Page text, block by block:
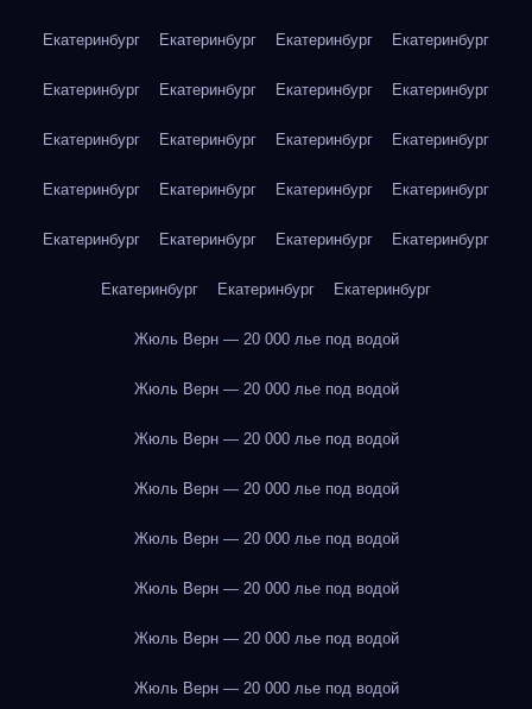
Екатеринбург Екатеринбург Екатеринбург Екатеринбург
Екатеринбург Екатеринбург Екатеринбург Екатеринбург
Екатеринбург Екатеринбург Екатеринбург Екатеринбург
Екатеринбург Екатеринбург Екатеринбург Екатеринбург
Екатеринбург Екатеринбург Екатеринбург Екатеринбург
Екатеринбург Екатеринбург Екатеринбург
Жюль Верн — 20 000 лье под водой
Жюль Верн — 20 000 лье под водой
Жюль Верн — 20 000 лье под водой
Жюль Верн — 20 000 лье под водой
Жюль Верн — 20 000 лье под водой
Жюль Верн — 20 000 лье под водой
Жюль Верн — 20 000 лье под водой
Жюль Верн — 20 000 лье под водой